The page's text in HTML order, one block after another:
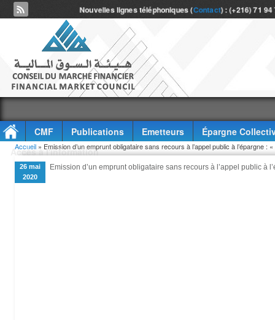
Nouvelles lignes téléphoniques (Contact) : (+216) 71
CMF Publications Emetteurs
Épargne
Accès à l'information
Vous êtes ici
Accueil » Emission d’un emprunt obligataire sans recours à l’appel public à l’épargne :
26 mai
2020
Emission d’un emprunt obligataire sans recours à l’appel public à